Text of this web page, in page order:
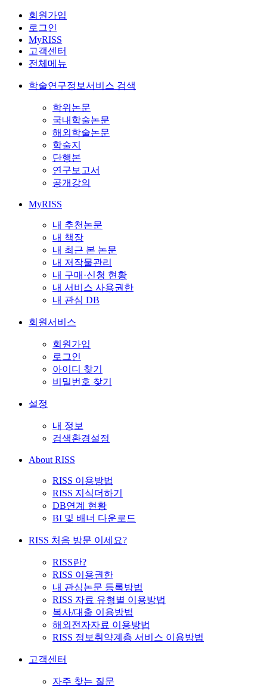
회원가입
로그인
MyRISS
고객센터
전체메뉴
학술연구정보서비스 검색
학위논문
국내학술논문
해외학술논문
학술지
단행본
연구보고서
공개강의
MyRISS
내 추천논문
내 책장
내 최근 본 논문
내 저작물관리
내 구매·신청 현황
내 서비스 사용권한
내 관심 DB
회원서비스
회원가입
로그인
아이디 찾기
비밀번호 찾기
설정
내 정보
검색환경설정
About RISS
RISS 이용방법
RISS 지식더하기
DB연계 현황
BI 및 배너 다운로드
RISS 처음 방문 이세요?
RISS란?
RISS 이용권한
내 관심논문 등록방법
RISS 자료 유형별 이용방법
복사/대출 이용방법
해외전자자료 이용방법
RISS 정보취약계층 서비스 이용방법
고객센터
자주 찾는 질문